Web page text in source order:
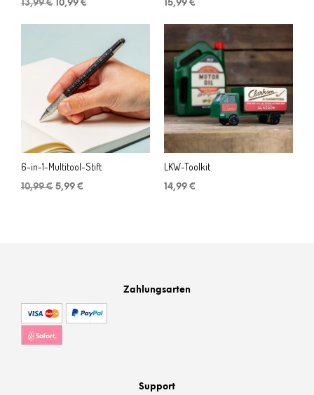
13,99€
war:
10,99 €
ist:
10,99 €.
15,99 €
6-in-1-Multitool-Stift
10,99€ Ursprünglicher
5,99 €
LKW-Toolkit
14,99 €
Zahlungsarten
Support